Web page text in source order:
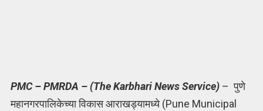
PMC – PMRDA – (The Karbhari News Service)– पुणे
महानगरपालिकेच्या विकास आराखड्यामध्ये (Pune Municipal